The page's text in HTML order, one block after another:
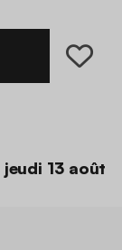
jeudi 13 août